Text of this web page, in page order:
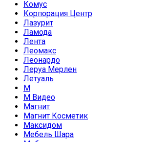
Комус
Корпорация Центр
Лазурит
Ламода
Лента
Леомакс
Леонардо
Леруа Мерлен
Летуаль
М
М Видео
Магнит
Магнит Косметик
Максидом
Мебель Шара